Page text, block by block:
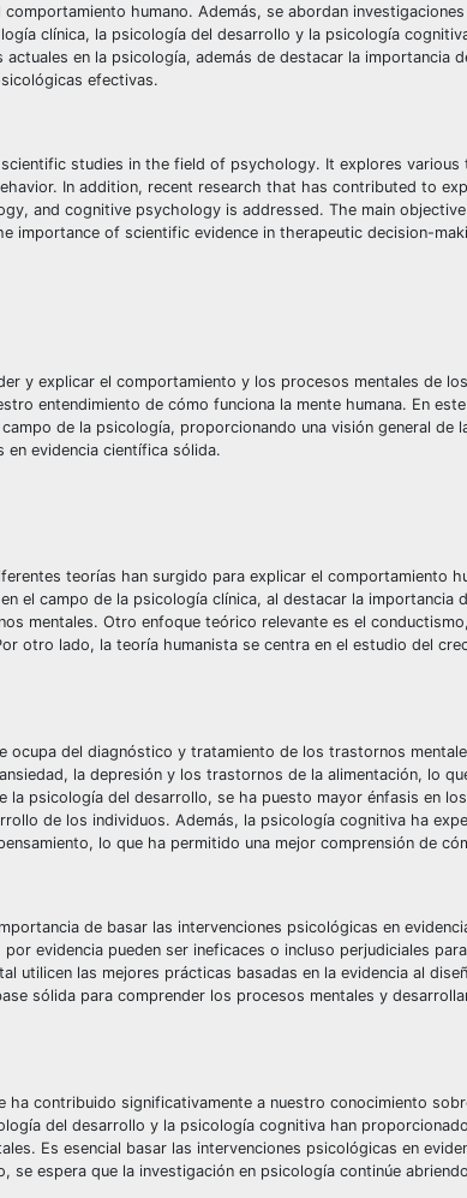
humano. Además, se abordan
clínica, la psicología del desarrollo y la psicología
en la psicología, además de destacar la importancia
efectivas.
studies in the field of psychology. It explores various
In addition, recent research that has contributed to
and cognitive psychology is addressed. The main
of scientific evidence in therapeutic decision-
y explicar el comportamiento y los procesos mentales de
entendimiento de cómo funciona la mente humana. En
de la psicología, proporcionando una visión general de
evidencia científica sólida.
teorías han surgido para explicar el comportamiento
el campo de la psicología clínica, al destacar la importancia
mentales. Otro enfoque teórico relevante es el
otro lado, la teoría humanista se centra en el estudio del
ocupa del diagnóstico y tratamiento de los trastornos
la depresión y los trastornos de la alimentación, lo
psicología del desarrollo, se ha puesto mayor énfasis en
de los individuos. Además, la psicología cognitiva ha
lo que ha permitido una mejor comprensión de
de basar las intervenciones psicológicas en
evidencia pueden ser ineficaces o incluso perjudiciales
utilicen las mejores prácticas basadas en la evidencia al
sólida para comprender los procesos mentales y
contribuido significativamente a nuestro conocimiento
del desarrollo y la psicología cognitiva han
Es esencial basar las intervenciones psicológicas en
espera que la investigación en psicología continúe